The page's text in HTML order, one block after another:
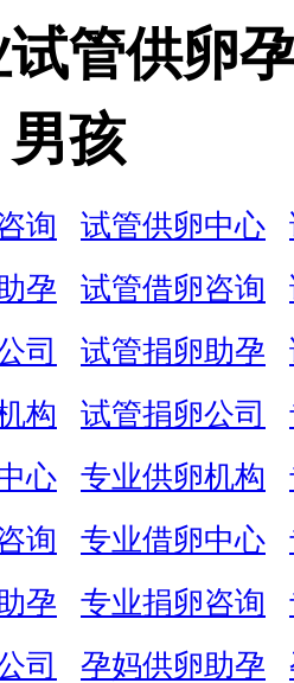
管供卵
男孩
询 试管供卵中心
孕 试管借卵咨询
司 试管捐卵助孕
构 试管捐卵公司
心 专业供卵机构
询 专业借卵中心
孕 专业捐卵咨询
司 孕妈供卵助孕